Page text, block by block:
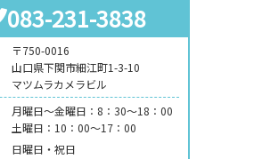
083-231-3838
〒750-0016
山口県下関市細江町1-3-10
マツムラカメラビル
月曜日～金曜日：8：30～18：00
土曜日：10：00～17：00
日曜日・祝日